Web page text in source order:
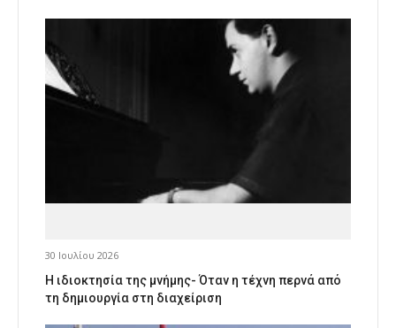
30 Ιουλίου 2026
Η ιδιοκτησία της μνήμης- Όταν η τέχνη περνά από
τη δημιουργία στη διαχείριση